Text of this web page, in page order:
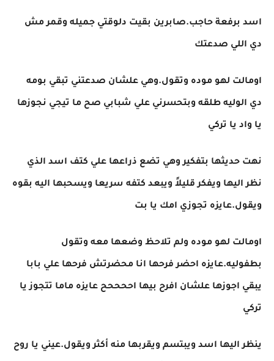
اسد برفعة حاجب.صابرين بقيت دلوقتي جميله وقمر مش
دي اللي صدعتك
اومالت لهو موده وتقول.وهي علشان صدعتني تبقي بومه
دي الوليه طلقه وبتحسرني علي شبابي صح ما تيجي نجوزها
يا واد يا تركي
نهت حديثها بتفكير وهي تضع ذراعها علي كتف اسد الذي
نظر اليها ويفكر قليلاً ويبعد كتفه سريعا ويسحبها اليه بقوه
ويقول.عايزه تجوزي امك يا بت
اومالت لهو موده ولم تلاحظ وضعها معه وتقول
بطفوليه.عايزه احضر فرحها انا محضرتش فرحها علي بابا
يبقي اجوزها علشان افرح بيها اححححح عايزه ماما تتجوز يا
تركي
ينظر اليها اسد ويبتسم ويقربها منه أكثر ويقول.عيني يا روح